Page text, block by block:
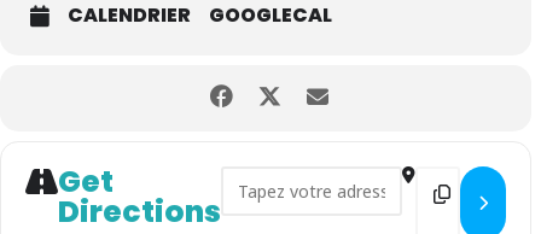
CALENDRIER GOOGLECAL
Get
Directions
Address - Bienvenue à la